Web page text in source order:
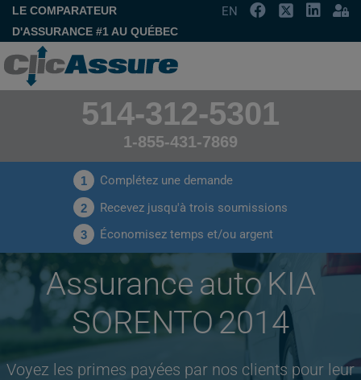
LE COMPARATEUR
D'ASSURANCE #1 AU QUÉBEC
EN
514-312-5301
1-855-431-7869
1 Complétez une demande
2 Recevez jusqu'à trois soumissions
3 Économisez temps et/ou argent
Assurance auto KIA
SORENTO 2014
Voyez les primes payées par nos clients pour leur